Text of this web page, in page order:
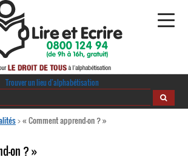
Alphabétisation
Trouver un lieu d’alphabétisation
>« Comment apprend-on ? »
on ? »